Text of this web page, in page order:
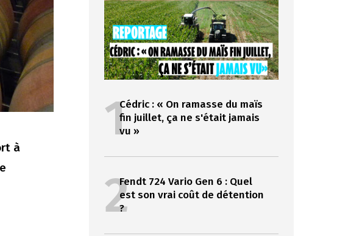
à
1Cédric : « On ramasse du maïs
fin juillet, ça ne s'était jamais
vu »
2Fendt 724 Vario Gen 6 : Quel
est son vrai coût de détention
?